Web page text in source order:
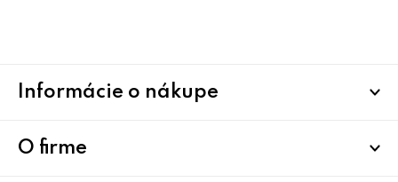
Informácie o nákupe
O firme